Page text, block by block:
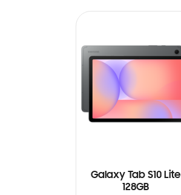
Galaxy Tab S10 Lite
128GB